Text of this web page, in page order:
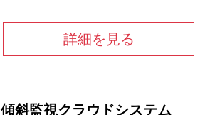
詳細を見る
傾斜監視クラウドシステム